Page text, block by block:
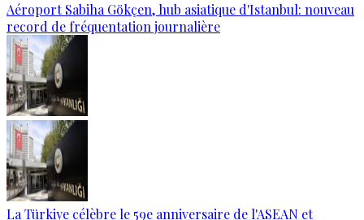
Aéroport Sabiha Gökçen, hub asiatique d'Istanbul: nouveau
record de fréquentation journalière
La Türkiye célèbre le 59e anniversaire de l'ASEAN et